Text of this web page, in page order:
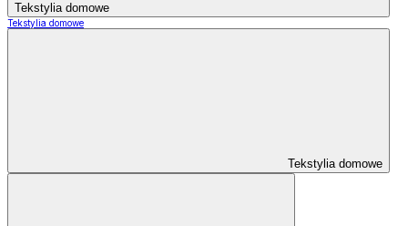
Tekstylia domowe
Tekstylia domowe
Tekstylia domowe